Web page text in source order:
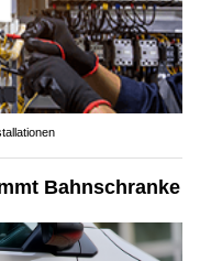
Bahnschranke